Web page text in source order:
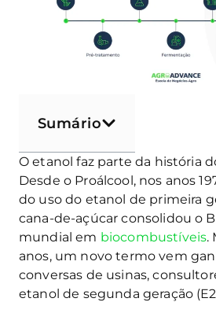
Sumário
O etanol faz parte da história
Desde o Proálcool, nos anos
do uso do etanol de primeira
cana-de-açúcar consolidou o
mundial em biocombustíveis.
anos, um novo termo vem
conversas de usinas,
etanol de segunda geração